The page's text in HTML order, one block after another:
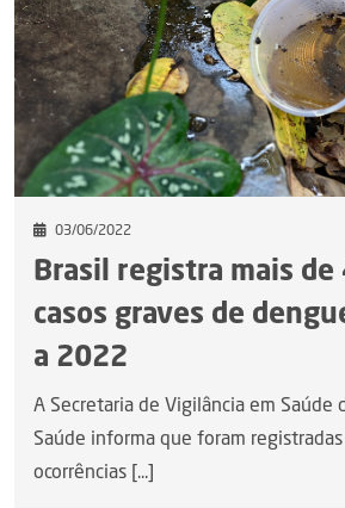
03/06/2022
Brasil registra mais de
casos graves de
a 2022
A Secretaria de Vigilância em Saúde
Saúde informa que foram
ocorrências [...]